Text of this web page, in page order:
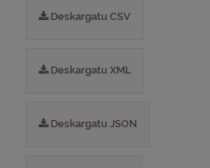
Deskargatu CSV
Deskargatu XML
Deskargatu JSON